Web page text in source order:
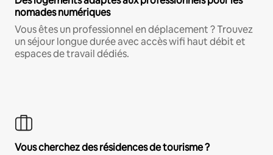
nomades numériques
Vous êtes un professionnel en déplacement ? Trouvez
un séjour longue durée avec accès wifi haut débit et
espaces de travail dédiés.
Vous cherchez des résidences de tourisme ?